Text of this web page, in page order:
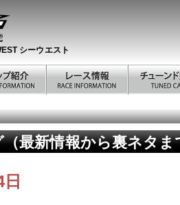
シーウエスト
最新情報から裏ネタま